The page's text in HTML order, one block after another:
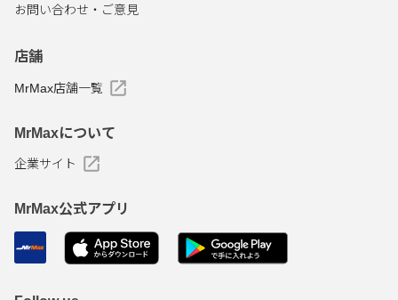
お問い合わせ・ご意見
店舗
MrMax店舗一覧
MrMaxについて
企業サイト
MrMax公式アプリ